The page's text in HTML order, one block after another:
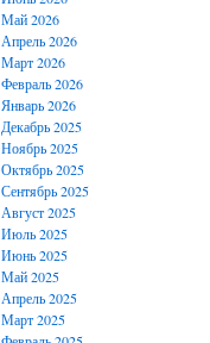
Май 2026
Апрель 2026
Март 2026
Февраль 2026
Январь 2026
Декабрь 2025
Ноябрь 2025
Октябрь 2025
Сентябрь 2025
Август 2025
Июль 2025
Июнь 2025
Май 2025
Апрель 2025
Март 2025